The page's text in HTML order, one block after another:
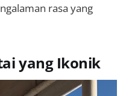
rasa yang
yang Ikonik